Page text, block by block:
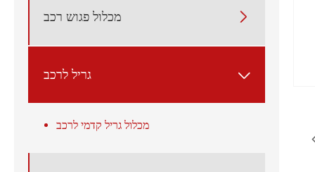
מכלול פגוש רכב 
גריל לרכב 
מכלול גריל קדמי לרכב